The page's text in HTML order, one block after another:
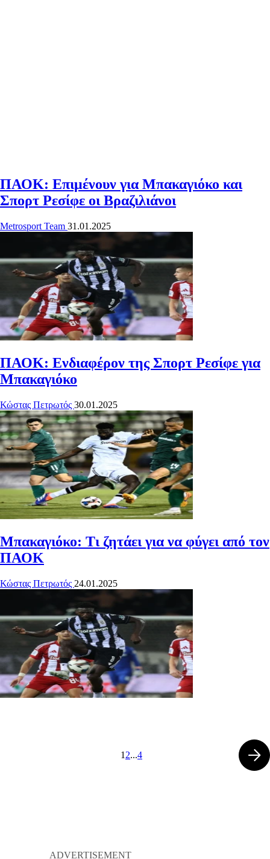
ΠΑΟΚ: Επιμένουν για Μπακαγιόκο και
Σπορτ Ρεσίφε οι Βραζιλιάνοι
Metrosport Team 31.01.2025
ΠΑΟΚ: Ενδιαφέρον της Σπορτ Ρεσίφε για
Μπακαγιόκο
Κώστας Πετρωτός 30.01.2025
Μπακαγιόκο: Τι ζητάει για να φύγει από τον
ΠΑΟΚ
Κώστας Πετρωτός 24.01.2025
1 2...4